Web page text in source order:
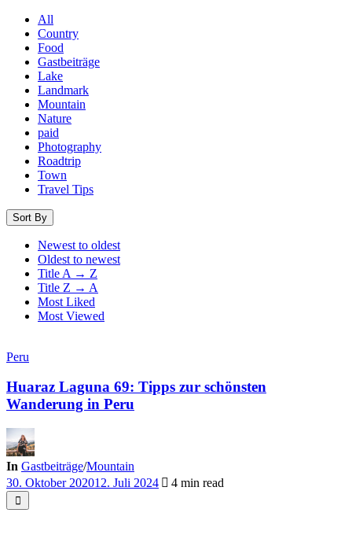
All
Country
Food
Gastbeiträge
Lake
Landmark
Mountain
Nature
paid
Photography
Roadtrip
Town
Travel Tips
Sort By
Newest to oldest
Oldest to newest
Title A → Z
Title Z → A
Most Liked
Most Viewed
Peru
Huaraz Laguna 69: Tipps zur schönsten
Wanderung in Peru
In Gastbeiträge/Mountain
30. Oktober 202012. Juli 2024 4 min read